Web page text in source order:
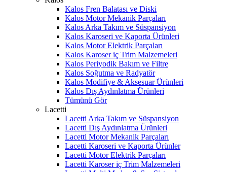
Kalos Fren Balatası ve Diski
Kalos Motor Mekanik Parçaları
Kalos Arka Takım ve Süspansiyon
Kalos Karoseri ve Kaporta Ürünleri
Kalos Motor Elektrik Parçaları
Kalos Karoser iç Trim Malzemeleri
Kalos Periyodik Bakım ve Filtre
Kalos Soğutma ve Radyatör
Kalos Modifiye & Aksesuar Ürünleri
Kalos Dış Aydınlatma Ürünleri
Tümünü Gör
Lacetti
Lacetti Arka Takım ve Süspansiyon
Lacetti Dış Aydınlatma Ürünleri
Lacetti Motor Mekanik Parçaları
Lacetti Karoseri ve Kaporta Ürünler
Lacetti Motor Elektrik Parçaları
Lacetti Karoser iç Trim Malzemeleri